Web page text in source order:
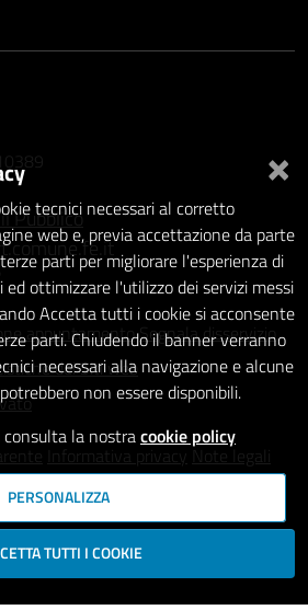
Pubblico
appuntamento Segnala disservizio
dei Siti web
Informativa privacy Note legali
×
tecnici necessari al corretto
web e, previa accettazione da parte
parti per migliorare l'esperienza di
ottimizzare l'utilizzo dei servizi messi
Accetta tutti i cookie si acconsente
parti. Chiudendo il banner verranno
necessari alla navigazione e alcune
non essere disponibili.
la nostracookie policy
PERSONALIZZA
TUTTI I COOKIE